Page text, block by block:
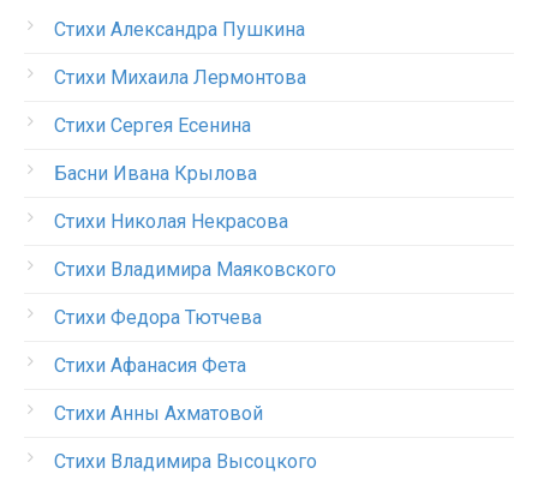
Стихи Александра Пушкина
Стихи Михаила Лермонтова
Стихи Сергея Есенина
Басни Ивана Крылова
Стихи Николая Некрасова
Стихи Владимира Маяковского
Стихи Федора Тютчева
Стихи Афанасия Фета
Стихи Анны Ахматовой
Стихи Владимира Высоцкого